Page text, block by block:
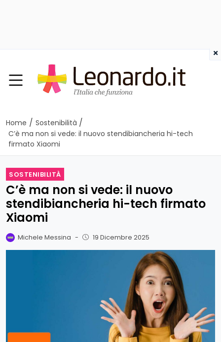
Home / Sostenibilità /
C’è ma non si vede: il nuovo stendibiancheria hi-tech
firmato Xiaomi
SOSTENIBILITÀ
C’è ma non si vede: il nuovo
stendibiancheria hi-tech firmato
Xiaomi
Michele Messina - 19 Dicembre 2025
×